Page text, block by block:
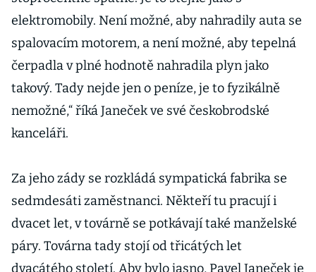
elektromobily. Není možné, aby nahradily auta se
spalovacím motorem, a není možné, aby tepelná
čerpadla v plné hodnotě nahradila plyn jako
takový. Tady nejde jen o peníze, je to fyzikálně
nemožné,“ říká Janeček ve své českobrodské
kanceláři.
Za jeho zády se rozkládá sympatická fabrika se
sedmdesáti zaměstnanci. Někteří tu pracují i
dvacet let, v továrně se potkávají také manželské
páry. Továrna tady stojí od třicátých let
dvacátého století. Aby bylo jasno, Pavel Janeček je